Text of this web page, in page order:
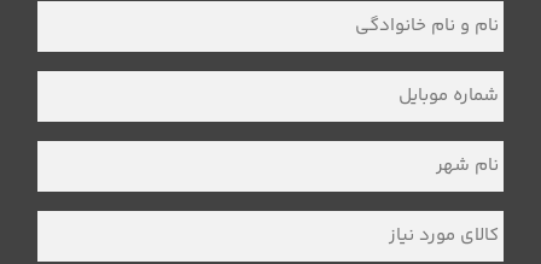
نام
و
نام
شماره
موبایل *
نام
شهر *
کالای
مورد